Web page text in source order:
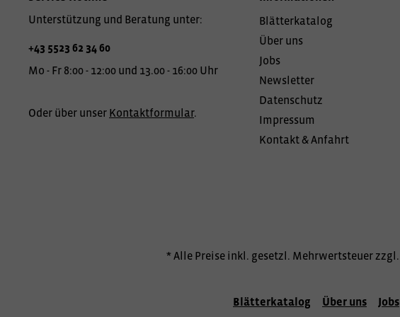
Unterstützung und Beratung unter:
+43 5523 62 34 60
Mo - Fr 8:00 - 12:00 und 13.00 - 16:00 Uhr
Oder über unser Kontaktformular.
Blätterkatalog
Über uns
Jobs
Newsletter
Datenschutz
Impressum
Kontakt & Anfahrt
* Alle Preise inkl. gesetzl. Mehrwertsteuer zzgl.
Blätterkatalog Über uns Jobs